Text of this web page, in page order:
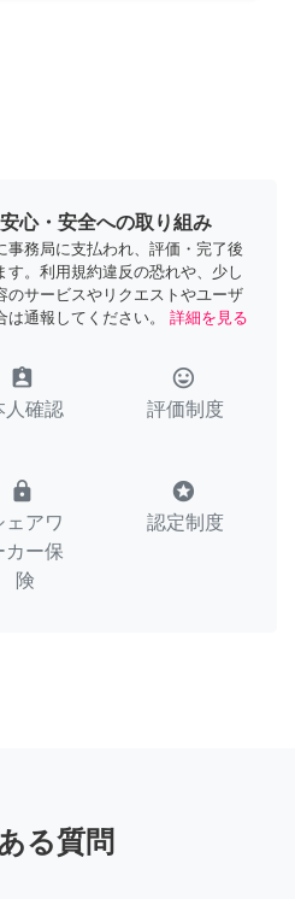
心・安全への取り組み
事務局に支払われ、評価・完了後
す。利用規約違反の恐れや、少し
のサービスやリクエストやユーザ
は通報してください。
詳細を見る
assignment_ind
人確認
tag_faces
評価制度
lock
ェアワ
カー保
険
stars
認定制度
る質問